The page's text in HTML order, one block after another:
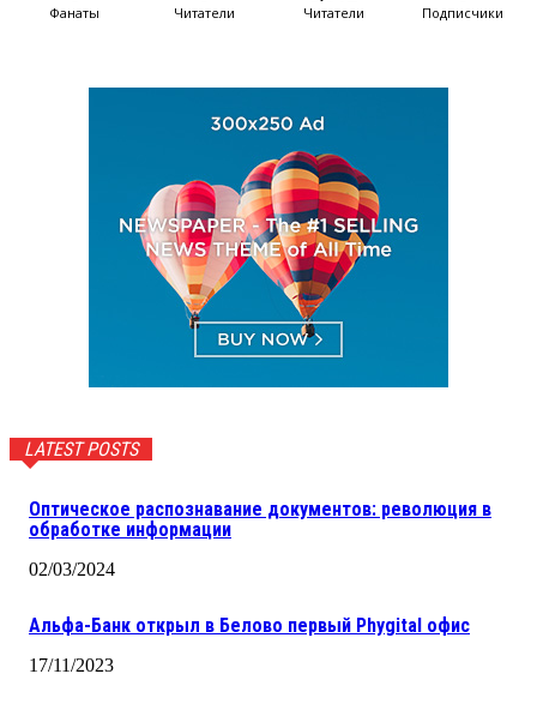
Фанаты Читатели Читатели Подписчики
LATEST POSTS
Оптическое распознавание документов: революция в
обработке информации
02/03/2024
Альфа-Банк открыл в Белово первый Phygital офис
17/11/2023